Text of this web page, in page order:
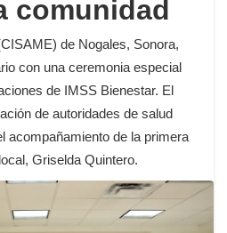
comunidad
de Nogales, Sonora,
con una ceremonia especial
de IMSS Bienestar. El
de autoridades de salud
acompañamiento de la primera
Griselda Quintero.